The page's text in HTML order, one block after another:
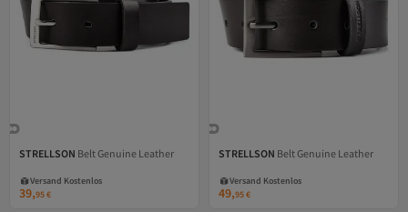
STRELLSON Belt Genuine Leather
Versand Kostenlos
Versand Kostenlos
39,95€
STRELLSON Belt Genuine Leather
Versand Kostenlos
Versand Kostenlos
49,95€